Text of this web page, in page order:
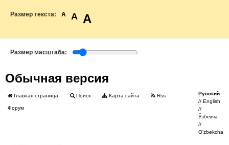
Размер текста: A A A
Размер масштаба:
Обычная версия
Главная страница Поиск Карта сайта Rss
Форум
Русский
//English
//
Ўзбекча
//
O'zbekcha